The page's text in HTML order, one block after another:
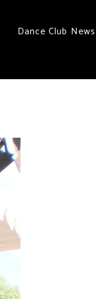
Dance Club News